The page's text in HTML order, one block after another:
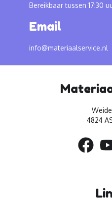
Bereikbaar tussen 17:30
Email
info@materiaalservice.nl
4824